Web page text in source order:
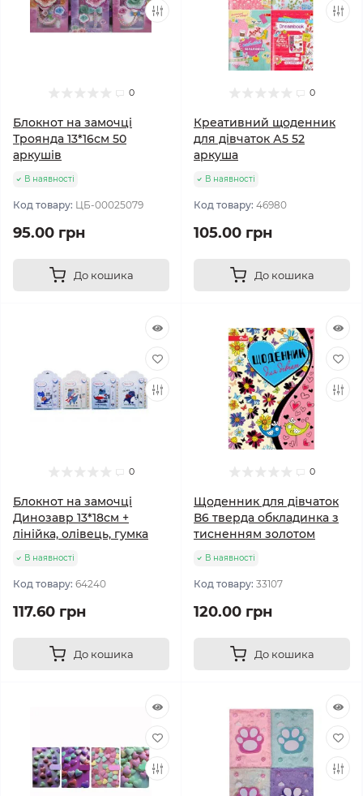
0
Блокнот на замочці
Троянда 13*16см 50
аркушів
В наявності
Код товару: ЦБ-00025079
95.00 грн
До кошика
0
Креативний щоденник
для дівчаток А5 52
аркуша
В наявності
Код товару: 46980
105.00 грн
До кошика
0
Блокнот на замочці
Динозавр 13*18см +
лінійка, олівець, гумка
В наявності
Код товару: 64240
117.60 грн
До кошика
0
Щоденник для дівчаток
В6 тверда обкладинка з
тисненням золотом
В наявності
Код товару: 33107
120.00 грн
До кошика